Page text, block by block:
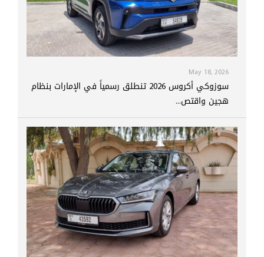
May 18, 2026
سوزوكي أكروس 2026 تنطلق رسمياً في الإمارات بنظام
هجين واقتص...